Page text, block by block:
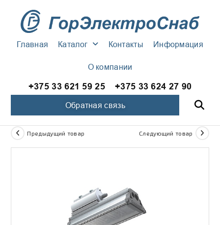
Главная Каталог Контакты Информация
О компании
+375 33 621 59 25 +375 33 624 27 90
Обратная связь
Предыдущий товар Следующий товар